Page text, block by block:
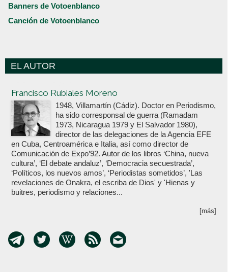
Banners de Votoenblanco
Canción de Votoenblanco
EL AUTOR
Francisco Rubiales Moreno
1948, Villamartín (Cádiz). Doctor en Periodismo,
ha sido corresponsal de guerra (Ramadam
1973, Nicaragua 1979 y El Salvador 1980),
director de las delegaciones de la Agencia EFE
en Cuba, Centroamérica e Italia, así como director de
Comunicación de Expo’92. Autor de los libros ‘China, nueva
cultura’, ‘El debate andaluz’, ‘Democracia secuestrada’,
‘Políticos, los nuevos amos’, ‘Periodistas sometidos’, 'Las
revelaciones de Onakra, el escriba de Dios' y 'Hienas y
buitres, periodismo y relaciones...
[más]